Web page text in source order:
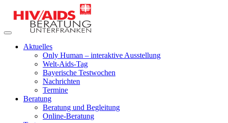
Aktuelles
Only Human – interaktive Ausstellung
Welt-Aids-Tag
Bayerische Testwochen
Nachrichten
Termine
Beratung
Beratung und Begleitung
Online-Beratung